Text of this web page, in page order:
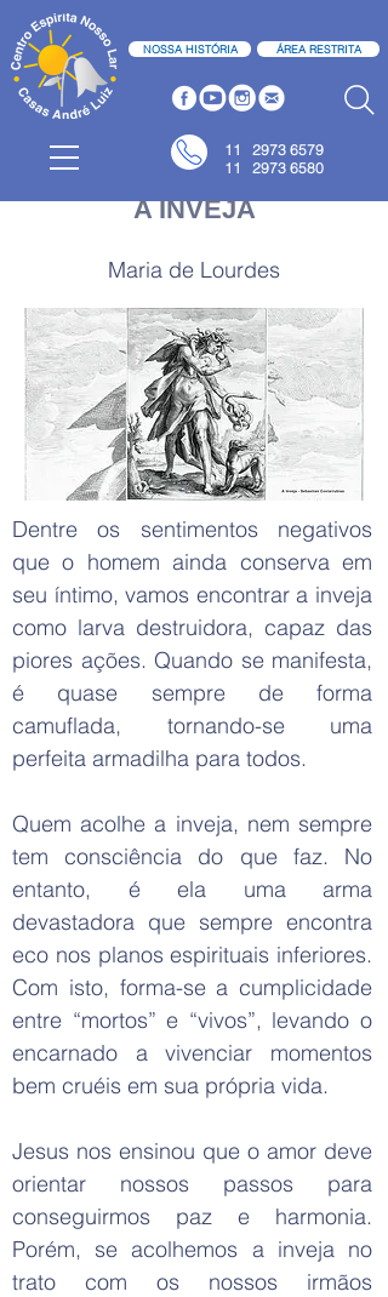
NOSSA HISTÓRIA ÁREA RESTRITA
11 2973 6579
11 2973 6580
A INVEJA
Maria de Lourdes
Dentre os sentimentos negativos
que o homem ainda conserva em
seu íntimo, vamos encontrar a inveja
como larva destruidora, capaz das
piores ações. Quando se manifesta,
é quase sempre de forma
camuflada, tornando-se uma
perfeita armadilha para todos.
Quem acolhe a inveja, nem sempre
tem consciência do que faz. No
entanto, é ela uma arma
devastadora que sempre encontra
eco nos planos espirituais inferiores.
Com isto, forma-se a cumplicidade
entre “mortos” e “vivos”, levando o
encarnado a vivenciar momentos
bem cruéis em sua própria vida.
Jesus nos ensinou que o amor deve
orientar nossos passos para
conseguirmos paz e harmonia.
Porém, se acolhemos a inveja no
trato com os nossos irmãos